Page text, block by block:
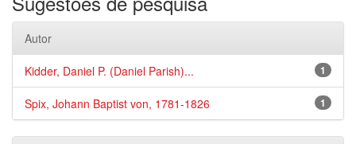
Autor
1
Kidder, Daniel P. (Daniel Parish)...
1
Spix, Johann Baptist von, 1781-1826